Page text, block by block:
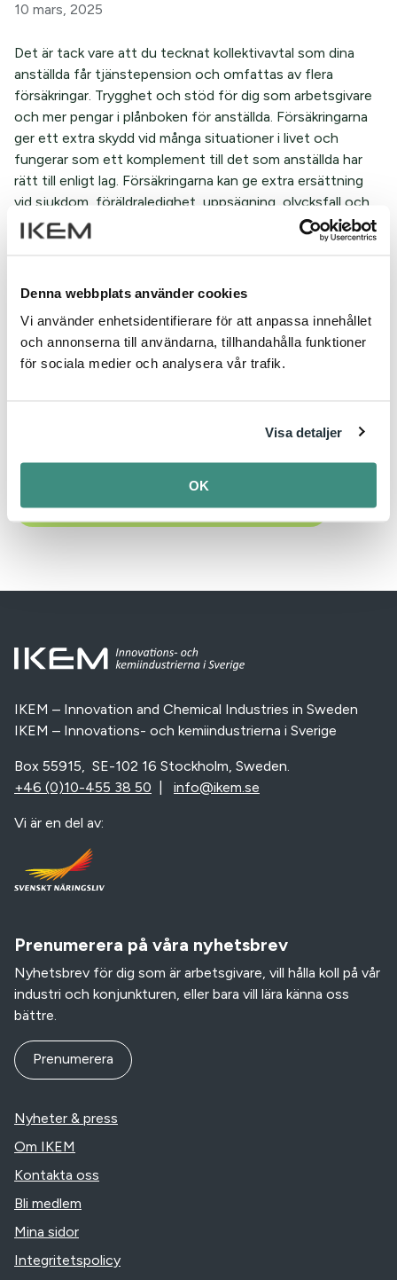
Denna webbplats använder cookies
Vi använder enhetsidentifierare för att anpassa innehållet
och annonserna till användarna, tillhandahålla funktioner
för sociala medier och analysera vår trafik.
Visa detaljer
OK
10 mars, 2025
Det är tack vare att du tecknat kollektivavtal som dina
anställda får tjänstepension och omfattas av flera
försäkringar. Trygghet och stöd för dig som arbetsgivare
och mer pengar i plånboken för anställda. Försäkringarna
ger ett extra skydd vid många situationer i livet och
fungerar som ett komplement till det som anställda har
rätt till enligt lag. Försäkringarna kan ge extra ersättning
vid sjukdom, föräldraledighet, uppsägning, olycksfall och
dödsfall.
undersökningar som Avtalat gjort visar att 4 av 10
anställda saknar kunskap om sina kollektivavtalade
försäkringar.
där det finns information och vägledning både för dig som
arbetsgivare och dina anställda.
Läs mer om Kollektivavtalets dag 17 mars
IKEM – Innovation and Chemical Industries in Sweden
IKEM – Innovations- och kemiindustrierna i Sverige
Box 55915, SE-102 16 Stockholm, Sweden.
+46 (0)10-455 38 50
info@ikem.se
Vi är en del av:
Prenumerera på våra nyhetsbrev
Nyhetsbrev för dig som är arbetsgivare, vill hålla koll på vår
industri och konjunkturen, eller bara vill lära känna oss
bättre.
Prenumerera
Nyheter & press
Om IKEM
Kontakta oss
Bli medlem
Mina sidor
Integritetspolicy